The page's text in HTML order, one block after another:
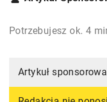
Potrzebujesz ok. 4
Artykuł